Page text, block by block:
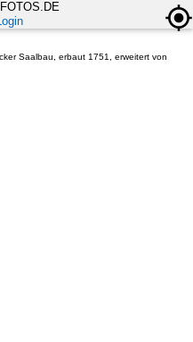
Saalbau, erbaut 1751, erweitert von